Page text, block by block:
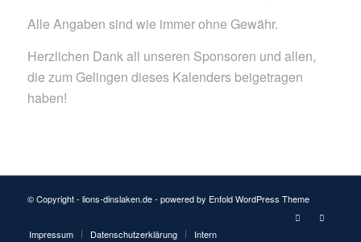
Alle Angaben sind wie immer ohne Gewähr.
Herzlichen Dank all unseren Sponsoren und allen,
die zum Gelingen dieses Kalenders beigetragen
haben!
© Copyright - lions-dinslaken.de - powered by Enfold WordPress Theme
Impressum Datenschutzerklärung Intern